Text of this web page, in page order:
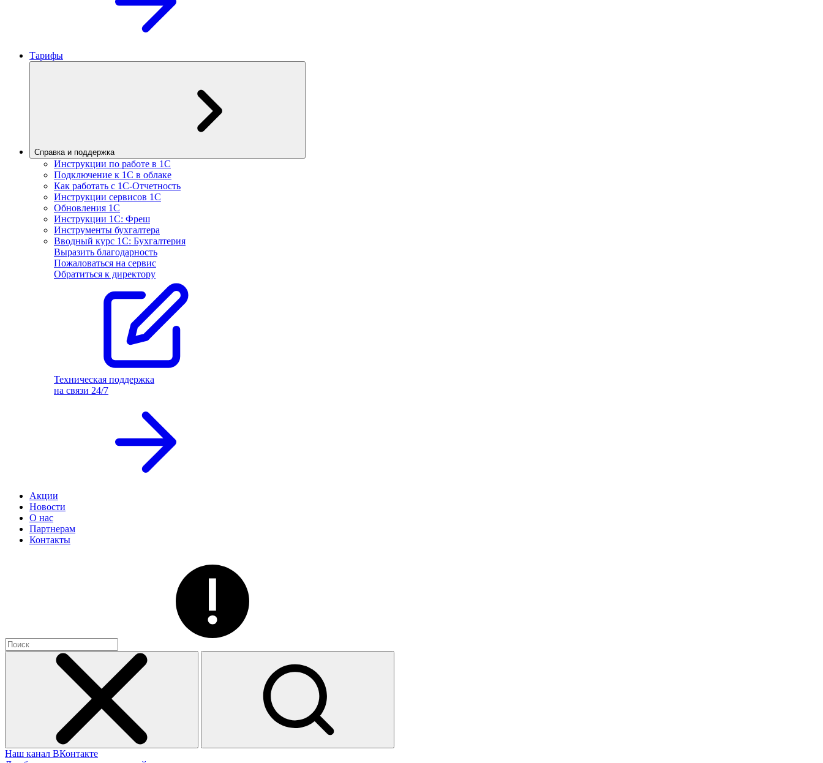
Тарифы
Справка и поддержка
Инструкции по работе в 1С
Подключение к 1С в облаке
Как работать с 1С‑Отчетность
Инструкции сервисов 1С
Обновления 1С
Инструкции 1С: Фреш
Инструменты бухгалтера
Вводный курс 1С: Бухгалтерия
Выразить благодарность
Пожаловаться на сервис
Обратиться к директору
Техническая поддержка
на связи 24/7
Акции
Новости
О нас
Партнерам
Контакты
Наш канал ВКонтакте